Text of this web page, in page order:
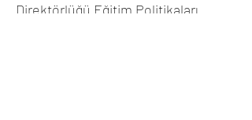
Direktörlüğü Eğitim Politikaları